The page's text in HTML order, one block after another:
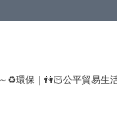
♻️環保｜👫🏻公平貿易生